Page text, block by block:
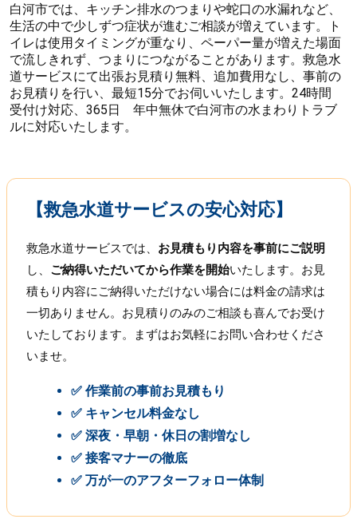
白河市では、キッチン排水のつまりや蛇口の水漏れなど、
生活の中で少しずつ症状が進むご相談が増えています。ト
イレは使用タイミングが重なり、ペーパー量が増えた場面
で流しきれず、つまりにつながることがあります。救急水
道サービスにて出張お見積り無料、追加費用なし、事前の
お見積りを行い、最短15分でお伺いいたします。24時間
受付け対応、365日 年中無休で白河市の水まわりトラブ
ルに対応いたします。
【救急水道サービスの安心対応】
救急水道サービスでは、 お見積もり内容を事前にご説明
し、 ご納得いただいてから作業を開始いたします。お見
積もり内容にご納得いただけない場合には料金の請求は
一切ありません。お見積りのみのご相談も喜んでお受け
いたしております。まずはお気軽にお問い合わせくださ
いませ。
✅ 作業前の事前お見積もり
✅ キャンセル料金なし
✅ 深夜・早朝・休日の割増なし
✅ 接客マナーの徹底
✅ 万が一のアフターフォロー体制